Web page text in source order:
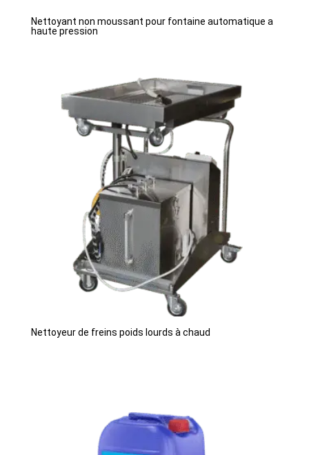
Nettoyant non moussant pour fontaine automatique a
haute pression
Nettoyeur de freins poids lourds à chaud